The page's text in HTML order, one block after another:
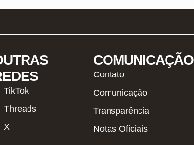
TikTok
Threads
X
COMUNICAÇÃO
Contato
Comunicação
Transparência
Notas Oficiais